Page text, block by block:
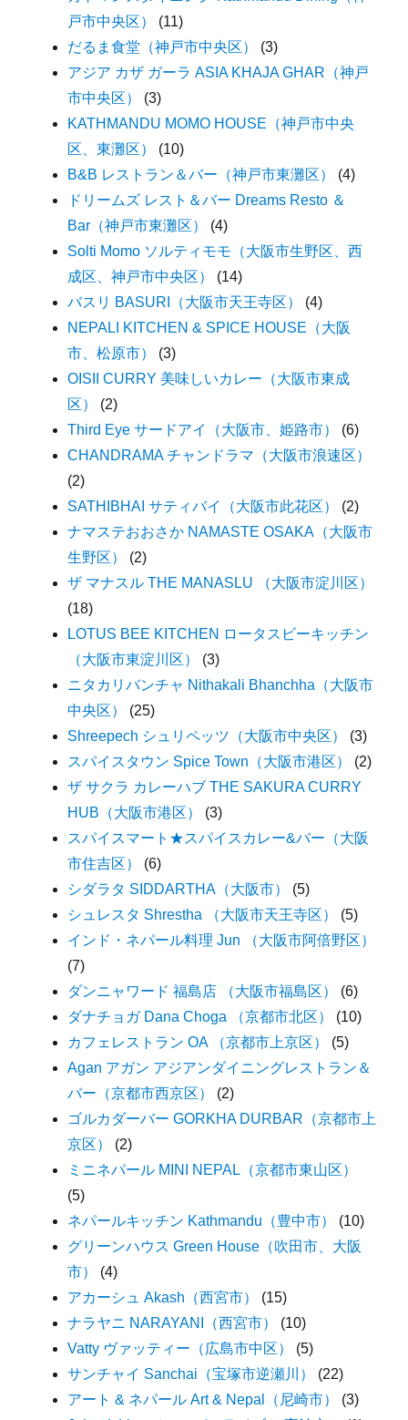
戸市中央区）
(11)
だるま食堂（神戸市中央区）
(3)
アジア カザ ガーラ ASIA KHAJA GHAR（神戸
市中央区）
(3)
KATHMANDU MOMO HOUSE（神戸市中央
区、東灘区）
(10)
B&B レストラン＆バー（神戸市東灘区）
(4)
ドリームズ レスト＆バー Dreams Resto ＆
Bar（神戸市東灘区）
(4)
Solti Momo ソルティモモ（大阪市生野区、西
成区、神戸市中央区）
(14)
バスリ BASURI（大阪市天王寺区）
(4)
NEPALI KITCHEN & SPICE HOUSE（大阪
市、松原市）
(3)
OISII CURRY 美味しいカレー（大阪市東成
区）
(2)
Third Eye サードアイ（大阪市、姫路市）
(6)
CHANDRAMA チャンドラマ（大阪市浪速区）
(2)
SATHIBHAI サティバイ（大阪市此花区）
(2)
ナマステおおさか NAMASTE OSAKA（大阪市
生野区）
(2)
ザ マナスル THE MANASLU （大阪市淀川区）
(18)
LOTUS BEE KITCHEN ロータスビーキッチン
（大阪市東淀川区）
(3)
ニタカリバンチャ Nithakali Bhanchha（大阪市
中央区）
(25)
Shreepech シュリペッツ（大阪市中央区）
(3)
スパイスタウン Spice Town（大阪市港区）
(2)
ザ サクラ カレーハブ THE SAKURA CURRY
HUB（大阪市港区）
(3)
スパイスマート★スパイスカレー&バー（大阪
市住吉区）
(6)
シダラタ SIDDARTHA（大阪市）
(5)
シュレスタ Shrestha （大阪市天王寺区）
(5)
インド・ネパール料理 Jun （大阪市阿倍野区）
(7)
ダンニャワード 福島店 （大阪市福島区）
(6)
ダナチョガ Dana Choga （京都市北区）
(10)
カフェレストラン OA （京都市上京区）
(5)
Agan アガン アジアンダイニングレストラン＆
バー（京都市西京区）
(2)
ゴルカダーバー GORKHA DURBAR（京都市上
京区）
(2)
ミニネパール MINI NEPAL（京都市東山区）
(5)
ネパールキッチン Kathmandu（豊中市）
(10)
グリーンハウス Green House（吹田市、大阪
市）
(4)
アカーシュ Akash（西宮市）
(15)
ナラヤニ NARAYANI（西宮市）
(10)
Vatty ヴァッティー（広島市中区）
(5)
サンチャイ Sanchai（宝塚市逆瀬川）
(22)
アート & ネパール Art & Nepal（尼崎市）
(3)